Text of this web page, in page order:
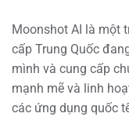
Moonshot AI là một
cấp Trung Quốc
mình và cung cấp
mạnh mẽ và linh
các ứng dụng quốc